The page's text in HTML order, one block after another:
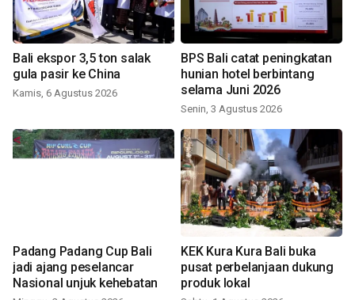
Bali ekspor 3,5 ton salak
gula pasir ke China
Kamis, 6 Agustus 2026
BPS Bali catat peningkatan
hunian hotel berbintang
selama Juni 2026
Senin, 3 Agustus 2026
Padang Padang Cup Bali
jadi ajang peselancar
Nasional unjuk kehebatan
KEK Kura Kura Bali buka
pusat perbelanjaan dukung
produk lokal